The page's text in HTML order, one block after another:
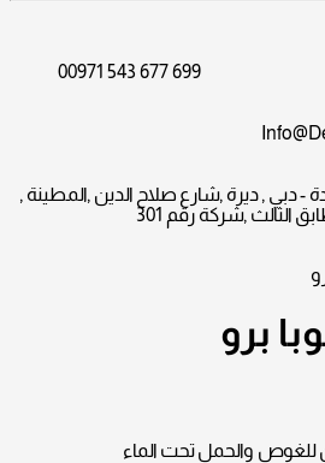
00971 543 677 699
- دبي , ديرة ,شارع صلاح الدين ,المطينة ,
الثالث ,شركة رقم 301
برو
والحمل تحت الماء